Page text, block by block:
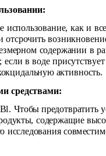
как и
содержании в
в воде
активность.
средствами:
Чтобы предотвратить
содержащие
исследования